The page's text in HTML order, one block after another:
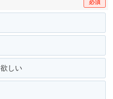
必須
しい